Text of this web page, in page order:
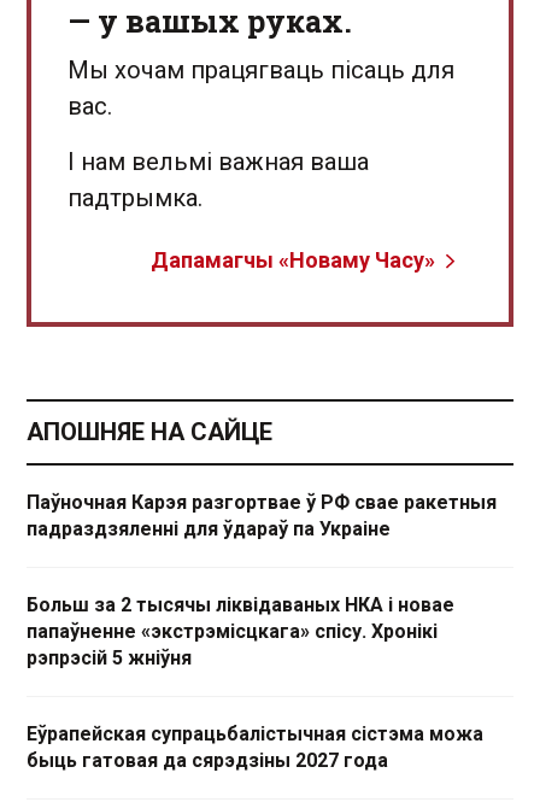
— у вашых руках.
Мы хочам працягваць пісаць для
вас.
І нам вельмі важная ваша
падтрымка.
Дапамагчы «Новаму Часу»
АПОШНЯЕ НА САЙЦЕ
Паўночная Карэя разгортвае ў РФ свае ракетныя
падраздзяленні для ўдараў па Украіне
Больш за 2 тысячы ліквідаваных НКА і новае
папаўненне «экстрэмісцкага» спісу. Хронікі
рэпрэсій 5 жніўня
Еўрапейская супрацьбалістычная сістэма можа
быць гатовая да сярэдзіны 2027 года